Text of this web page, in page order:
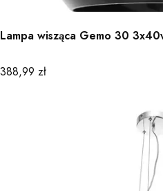
Lampa wisząca Gemo 30
Cena
388,99 zł